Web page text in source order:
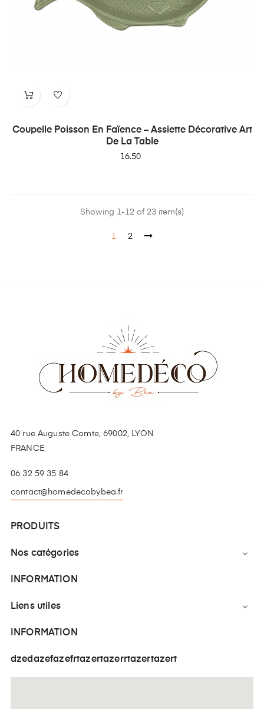
Coupelle Poisson En Faïence – Assiette Décorative Art
De La Table
Price
16.50
Showing 1-12 of 23 item(s)
1 2
40 rue Auguste Comte, 69002, LYON
FRANCE
06 32 59 35 84
contact@homedecobybea.fr
PRODUITS
Nos catégories 
INFORMATION
Liens utiles 
INFORMATION
dzedazefazefrtazertazerrtazertazert